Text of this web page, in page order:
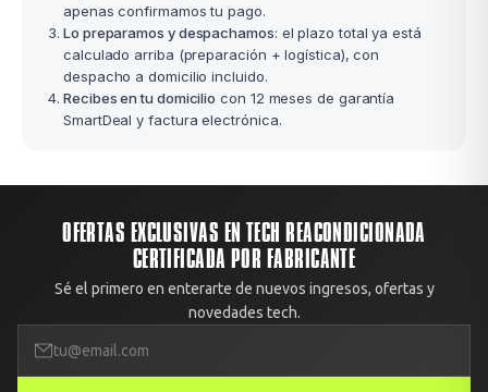
apenas confirmamos tu pago.
Lo preparamos y despachamos: el plazo total ya está
calculado arriba (preparación + logística), con
despacho a domicilio incluido.
Recibes en tu domicilio con 12 meses de garantía
SmartDeal y factura electrónica.
OFERTAS EXCLUSIVAS EN TECH REACONDICIONADA
CERTIFICADA POR FABRICANTE
Sé el primero en enterarte de nuevos ingresos, ofertas y
novedades tech.